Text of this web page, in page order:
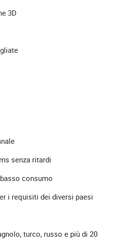
3D
senza ritardi
consumo
i requisiti dei diversi paesi
turco, russo e più di 20